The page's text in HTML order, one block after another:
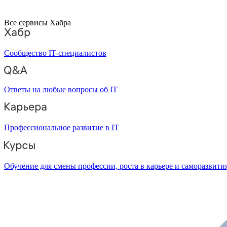
Все сервисы Хабра
Сообщество IT-специалистов
Ответы на любые вопросы об IT
Профессиональное развитие в IT
Обучение для смены профессии, роста в карьере и